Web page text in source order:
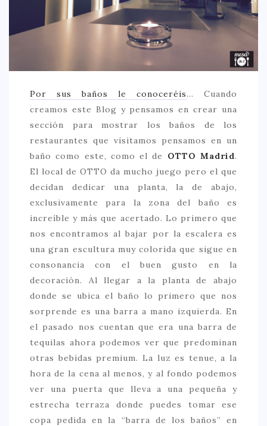
CREATIVA
DULCE
ITALIANA
LATINA
SALUDABLE
TAPAS
TRADICIONAL
PRECIO
25 – 50 €
> 50 €
LIFESTYLE
BEAUTY
CONOCIENDO A …
EVENTOS POP UP
Por sus baños le conoceréis… Cuando
creamos este Blog y pensamos en crear una
sección para mostrar los baños de los
restaurantes que visitamos pensamos en un
baño como este, como el de OTTO Madrid.
El local de OTTO da mucho juego pero el que
decidan dedicar una planta, la de abajo,
exclusivamente para la zona del baño es
increíble y más que acertado. Lo primero que
nos encontramos al bajar por la escalera es
una gran escultura muy colorida que sigue en
consonancia con el buen gusto en la
decoración. Al llegar a la planta de abajo
donde se ubica el baño lo primero que nos
sorprende es una barra a mano izquierda. En
el pasado nos cuentan que era una barra de
tequilas ahora podemos ver que predominan
otras bebidas premium. La luz es tenue, a la
hora de la cena al menos, y al fondo podemos
ver una puerta que lleva a una pequeña y
estrecha terraza donde puedes tomar ese
copa pedida en la “barra de los baños” en